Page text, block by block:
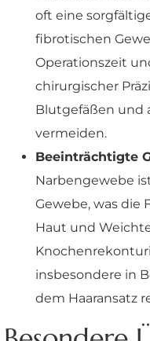
oft eine
fibrotischen
Operationszeit
chirurgischer
Blutgefäßen und
vermeiden.
Beeinträchtigte
Narbengewebe
Gewebe, was die
Haut und
insbesondere in
dem Haaransatz